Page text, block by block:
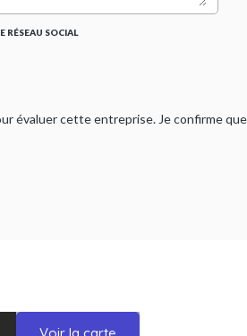
RÉSEAU SOCIAL
évaluer cette entreprise. Je confirme